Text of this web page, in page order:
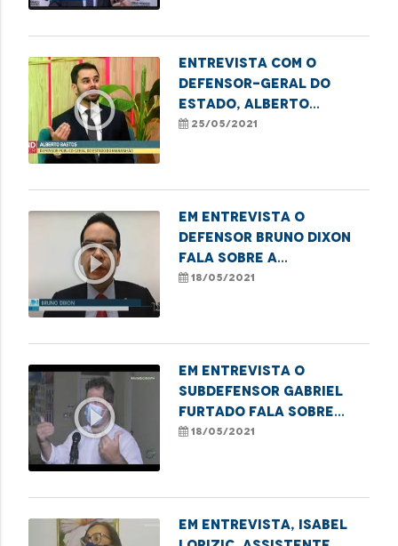
play_circle_outline
Entrevista com o
defensor-geral do
Estado, Alberto
Bastos falando sobre
25/05/2021
play_circle_outline
Em entrevista o
defensor Bruno Dixon
fala sobre a
superlotação nos
18/05/2021
play_circle_outline
Em entrevista o
subdefensor Gabriel
Furtado fala sobre
Projeto de
18/05/2021
Em entrevista, Isabel